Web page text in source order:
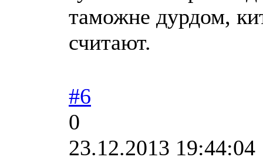
таможне дурдом,
считают.
#6
0
23.12.2013 19:44:04